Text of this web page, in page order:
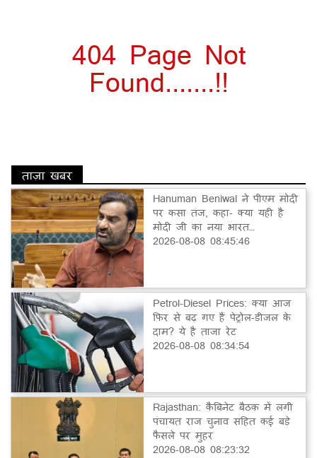
404 Page Not
Found.......!!
ताज़ा खबर
Hanuman Beniwal ने पीएम मोदी
पर कसा तंज, कहा- क्या यही है
मोदी जी का नया भारत…
2026-08-08 08:45:46
Petrol-Diesel Prices: क्या आज
फिर से बढ़ गए हैं पेट्रोल-डीजल के
दाम? ये है ताजा रेट
2026-08-08 08:34:54
Rajasthan: कैबिनेट बैठक में लगी
पंचायत राज चुनाव सहित कई बड़े
फैसले पर मुहर
2026-08-08 08:23:32